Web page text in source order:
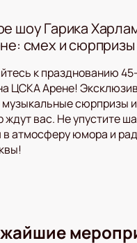
шоу Гарика
смех и сюрпризы
к празднованию
ЦСКА Арене!
сюрпризы
ждут вас. Не упустите
в атмосферу юмора и